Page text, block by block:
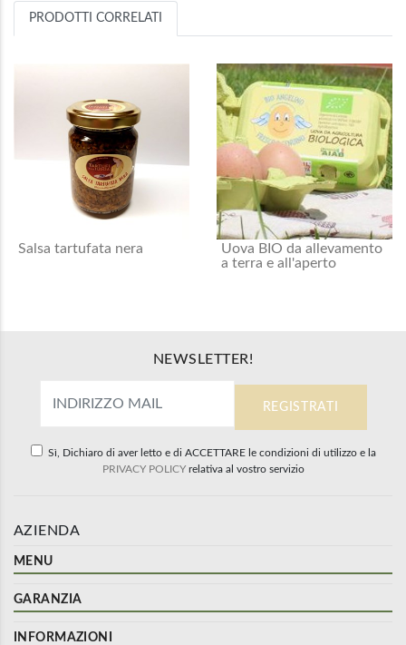
PRODOTTI CORRELATI
Salsa tartufata nera
Uova BIO da allevamento
a terra e all'aperto
NEWSLETTER!
Sì, Dichiaro di aver letto e di ACCETTARE le condizioni di utilizzo e la
PRIVACY POLICYrelativa al vostro servizio
AZIENDA
MENU
GARANZIA
INFORMAZIONI